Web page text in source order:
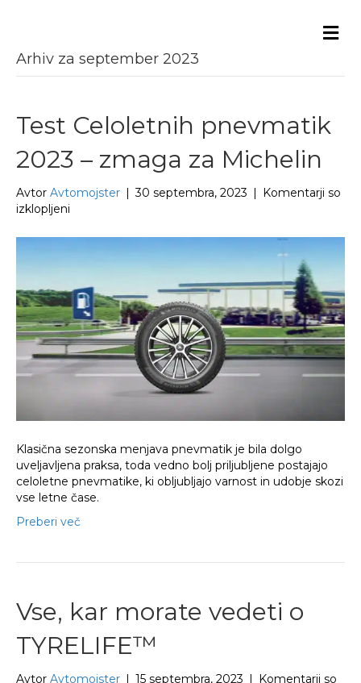
Arhiv za september 2023
Test Celoletnih pnevmatik
2023 – zmaga za Michelin
Avtor Avtomojster | 30 septembra, 2023 | Komentarji so
izklopljeni
Celoletnih
pnevmatik
–
zmaga
za
Michelin
Klasična sezonska menjava pnevmatik je bila dolgo
uveljavljena praksa, toda vedno bolj priljubljene postajajo
celoletne pnevmatike, ki obljubljajo varnost in udobje skozi
vse letne čase.
Preberi več
Vse, kar morate vedeti o
TYRELIFE™
Avtor Avtomojster | 15 septembra, 2023 | Komentarji so